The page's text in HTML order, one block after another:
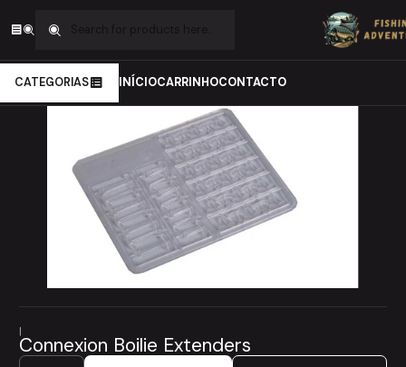
CATEGORIAS INÍCIOCARRINHOCONTACTO
Apresentação
Connexion Boilie Extenders
|
Connexion Boilie Extenders